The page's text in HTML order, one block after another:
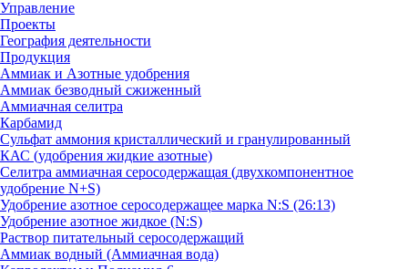
Управление
Проекты
География деятельности
Продукция
Аммиак и Азотные удобрения
Аммиак безводный сжиженный
Аммиачная селитра
Карбамид
Сульфат аммония кристаллический и гранулированный
КАС (удобрения жидкие азотные)
Селитра аммиачная серосодержащая (двухкомпонентное
удобрение N+S)
Удобрение азотное серосодержащее марка N:S (26:13)
Удобрение азотное жидкое (N:S)
Раствор питательный серосодержащий
Аммиак водный (Аммиачная вода)